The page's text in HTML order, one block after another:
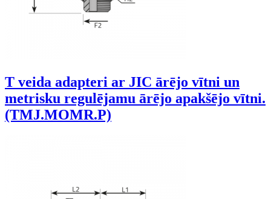
T veida adapteri ar JIC ārējo vītni un
metrisku regulējamu ārējo apakšējo vītni.
(TMJ.MOMR.P)